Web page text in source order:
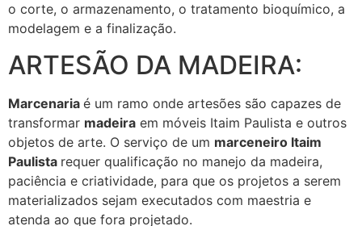
o corte, o armazenamento, o tratamento bioquímico, a
modelagem e a finalização.
ARTESÃO DA MADEIRA:
Marcenaria é um ramo onde artesões são capazes de
transformar madeira em móveis Itaim Paulista e outros
objetos de arte. O serviço de um marceneiro Itaim
Paulista requer qualificação no manejo da madeira,
paciência e criatividade, para que os projetos a serem
materializados sejam executados com maestria e
atenda ao que fora projetado.